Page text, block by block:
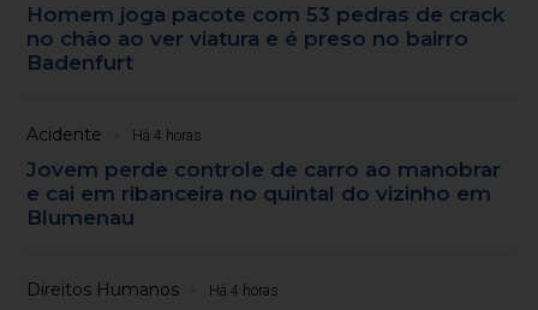
Homem joga pacote com 53 pedras de crack
no chão ao ver viatura e é preso no bairro
Badenfurt
Acidente Há 4 horas
Jovem perde controle de carro ao manobrar
e cai em ribanceira no quintal do vizinho em
Blumenau
Direitos Humanos Há 4 horas